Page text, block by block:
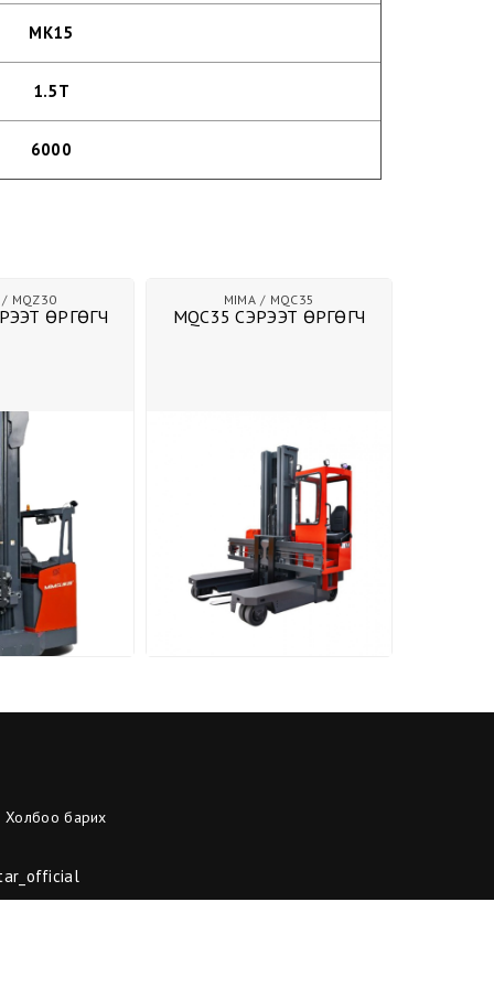
MK15
1.5Т
6000
MQZ30
ӨРГӨГЧ
MIMA MQC35
MQC35 СЭРЭЭТ ӨРГӨГЧ
Холбоо барих